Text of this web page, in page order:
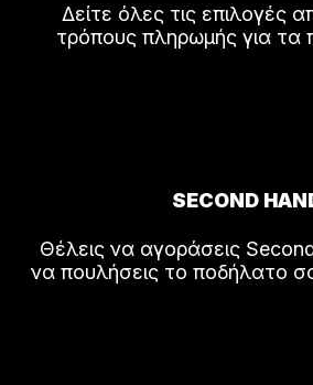
Δείτε όλες τις επιλογές
τρόπους πληρωμής για τα
SECOND
Θέλεις να αγοράσεις
να πουλήσεις το ποδήλατο